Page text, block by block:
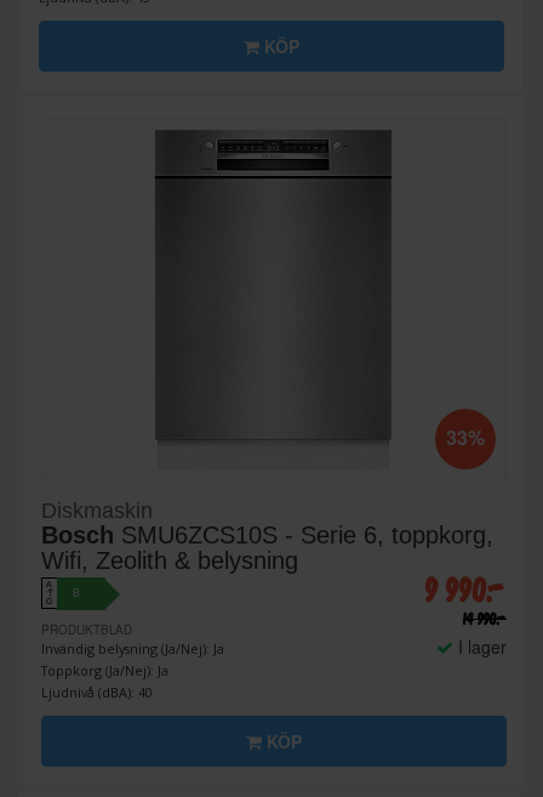
KÖP
33%
Diskmaskin
Bosch SMU6ZCS10S - Serie 6, toppkorg,
Wifi, Zeolith & belysning
A
↑
G
B
PRODUKTBLAD
Invändig belysning (Ja/Nej): Ja
Toppkorg (Ja/Nej): Ja
Ljudnivå (dBA): 40
9 990:-
14 990:-
I lager
KÖP